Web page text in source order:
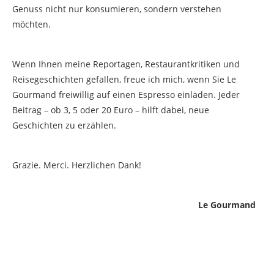
Genuss nicht nur konsumieren, sondern verstehen
möchten.
Wenn Ihnen meine Reportagen, Restaurantkritiken und
Reisegeschichten gefallen, freue ich mich, wenn Sie Le
Gourmand freiwillig auf einen Espresso einladen. Jeder
Beitrag – ob 3, 5 oder 20 Euro – hilft dabei, neue
Geschichten zu erzählen.
Grazie. Merci. Herzlichen Dank!
Le Gourmand